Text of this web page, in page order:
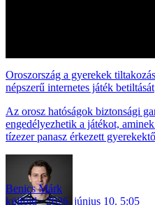
Oroszország a gyerekek
népszerű internetes játék betiltását
Az orosz hatóságok biztonsági
engedélyezhetik a játékot,
tízezer panasz érkezett
Benics Márk
külföld
2026. június 10. 5:05